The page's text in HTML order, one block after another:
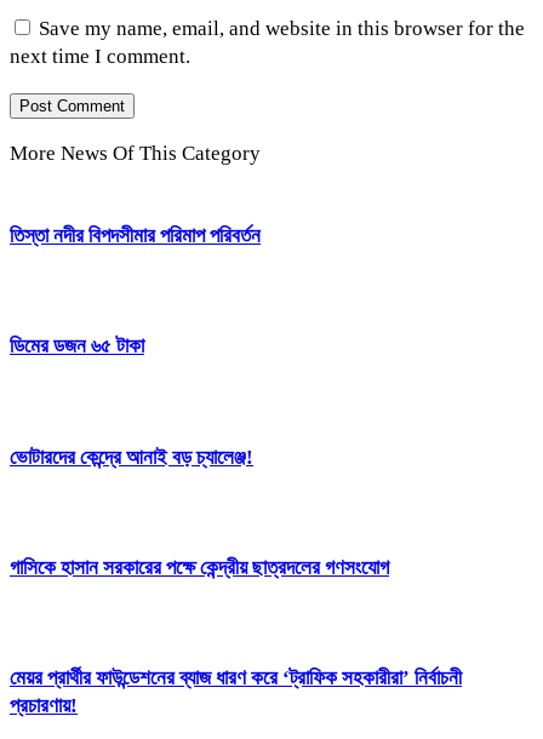
Save my name, email, and website in this browser for the
next time I comment.
More News Of This Category
তিস্তা নদীর বিপদসীমার পরিমাপ পরিবর্তন
ডিমের ডজন ৬৫ টাকা
ভোটারদের কেন্দ্রে আনাই বড় চ্যালেঞ্জ!
গাসিকে হাসান সরকারের পক্ষে কেন্দ্রীয় ছাত্রদলের গণসংযোগ
মেয়র প্রার্থীর ফাউন্ডেশনের ব্যাজ ধারণ করে ‘ট্রাফিক সহকারীরা’ নির্বাচনী
প্রচারণায়!